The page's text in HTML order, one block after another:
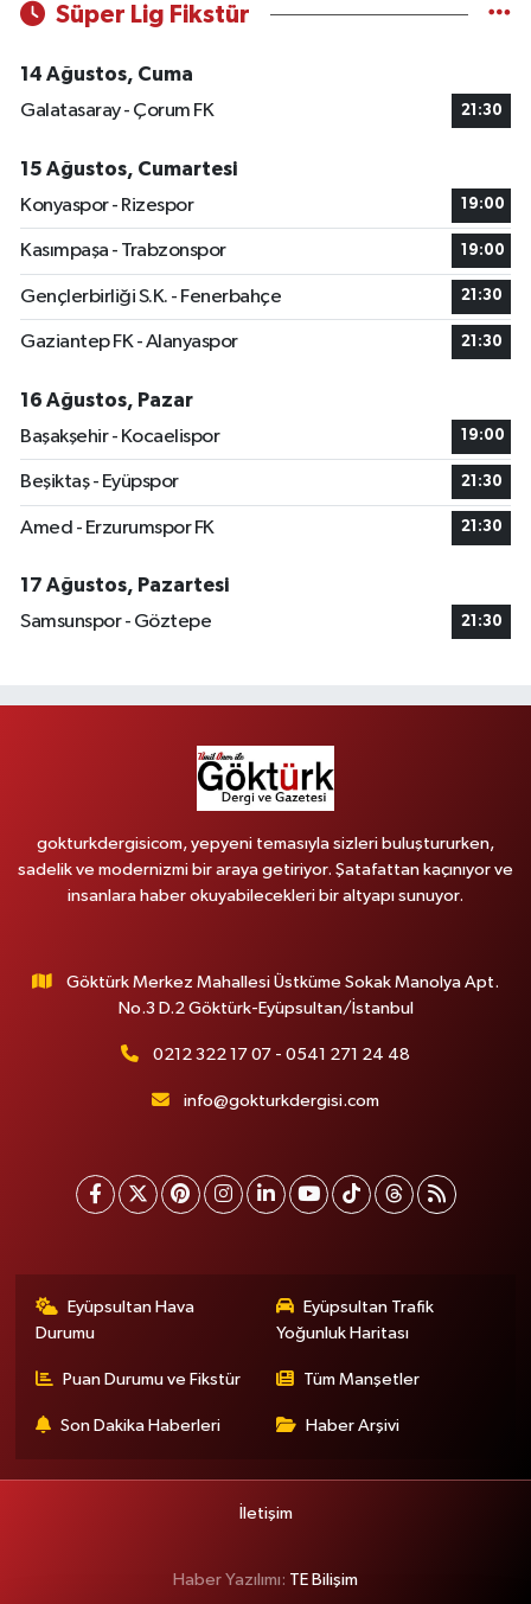
Süper Lig Fikstür
14 Ağustos, Cuma
Galatasaray - Çorum FK
21:30
15 Ağustos, Cumartesi
Konyaspor - Rizespor
19:00
Kasımpaşa - Trabzonspor 19:00
Gençlerbirliği S.K. - Fenerbahçe 21:30
Gaziantep FK - Alanyaspor 21:30
16 Ağustos, Pazar
Başakşehir - Kocaelispor
19:00
Beşiktaş - Eyüpspor 21:30
Amed - Erzurumspor FK 21:30
17 Ağustos, Pazartesi
Samsunspor - Göztepe
21:30
gokturkdergisicom, yepyeni temasıyla sizleri buluştururken,
sadelik ve modernizmi bir araya getiriyor. Şatafattan kaçınıyor ve
insanlara haber okuyabilecekleri bir altyapı sunuyor.
Göktürk Merkez Mahallesi Üstküme Sokak Manolya Apt.
No.3 D.2 Göktürk-Eyüpsultan/İstanbul
0212 322 17 07 - 0541 271 24 48
info@gokturkdergisi.com
Eyüpsultan Hava
Durumu
Eyüpsultan Trafik
Yoğunluk Haritası
Puan Durumu ve Fikstür Tüm Manşetler
Son Dakika Haberleri Haber Arşivi
İletişim
Haber Yazılımı: TE Bilişim